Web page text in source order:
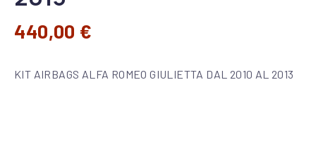
440,00 €
KIT AIRBAGS ALFA ROMEO GIULIETTA DAL 2010 AL 2013